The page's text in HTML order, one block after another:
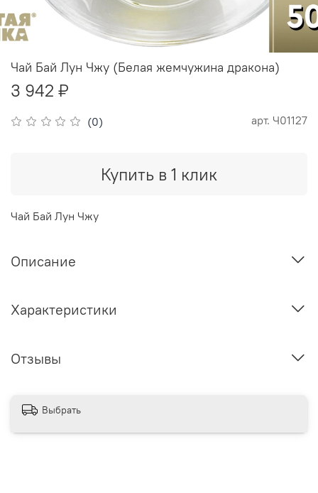
(0) арт. Ч01127
Чай Бай Лун Чжу (Белая жемчужина дракона)
3 942 ₽
Купить в 1 клик
Чай Бай Лун Чжу
Описание
Характеристики
Отзывы
Выбрать